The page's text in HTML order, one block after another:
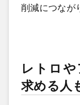
削減につなが
レトロ
求める人